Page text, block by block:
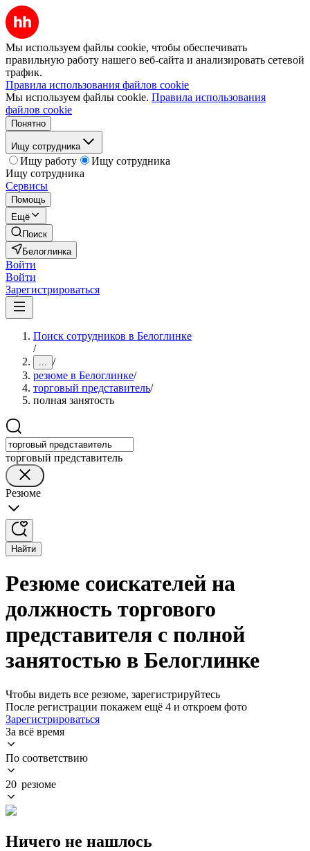
Мы используем файлы cookie, чтобы обеспечивать
правильную работу нашего веб-сайта и анализировать сетевой
трафик.
Правила использования файлов cookie
Мы используем файлы cookie. Правила использования
файлов cookie
Понятно
Ищу сотрудника
Ищу работу
Ищу сотрудника
Ищу сотрудника
Сервисы
Помощь
Ещё
Поиск
Белоглинка
Войти
Войти
Зарегистрироваться
Поиск сотрудников в Белоглинке
/
... /
резюме в Белоглинке/
торговый представитель/
полная занятость
торговый представитель
Резюме
Найти
Резюме соискателей на
должность торгового
представителя с полной
занятостью в Белоглинке
Чтобы видеть все резюме, зарегистрируйтесь
После регистрации покажем ещё 4 и откроем фото
Зарегистрироваться
За всё время
По соответствию
20 резюме
Ничего не нашлось